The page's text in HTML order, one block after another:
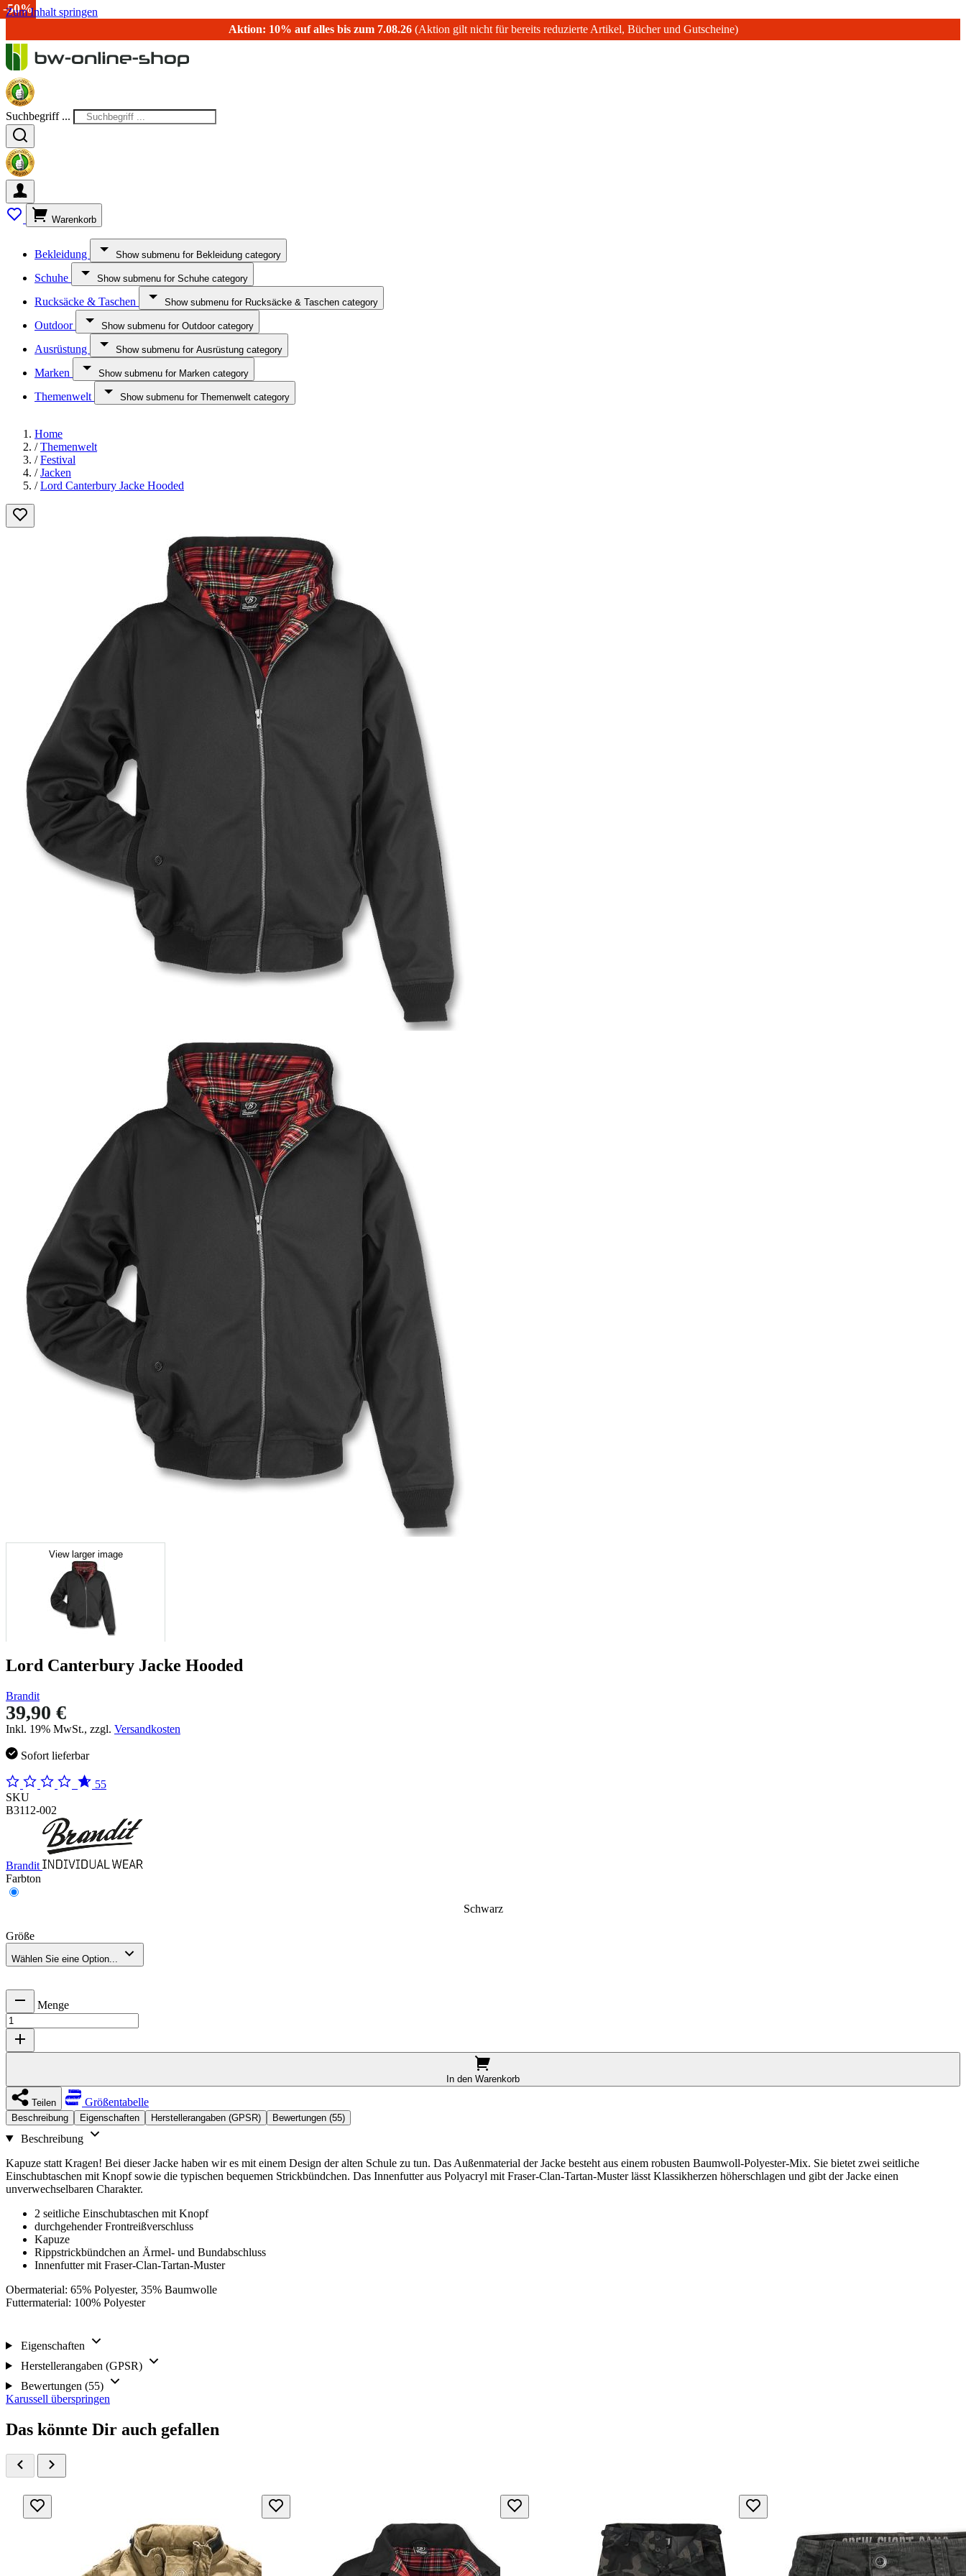
Zum Inhalt springen
Aktion: 10% auf alles bis zum 7.08.26(Aktion gilt nicht für bereits reduzierte Artikel, Bücher und Gutscheine)
Suchbegriff ...
Warenkorb
Bekleidung Show submenu for Bekleidung category
Schuhe Show submenu for Schuhe category
Rucksäcke & Taschen Show submenu for Rucksäcke & Taschen category
Outdoor Show submenu for Outdoor category
Ausrüstung Show submenu for Ausrüstung category
Marken Show submenu for Marken category
Themenwelt Show submenu for Themenwelt category
Home
/ Themenwelt
/ Festival
/ Jacken
/ Lord Canterbury Jacke Hooded
View larger image
Lord Canterbury Jacke Hooded
Brandit
39,90 €
Inkl. 19% MwSt., zzgl. Versandkosten
Sofort lieferbar
55
SKU
B3112-002
Brandit
Farbton
Schwarz
Größe
Wählen Sie eine Option...
Menge
In den Warenkorb
Teilen Größentabelle
Beschreibung Eigenschaften Herstellerangaben (GPSR) Bewertungen (55)
Beschreibung
Kapuze statt Kragen! Bei dieser Jacke haben wir es mit einem Design der alten Schule zu tun. Das Außenmaterial der Jacke besteht aus einem robusten Baumwoll-Polyester-Mix. Sie bietet zwei seitliche
Einschubtaschen mit Knopf sowie die typischen bequemen Strickbündchen. Das Innenfutter aus Polyacryl mit Fraser-Clan-Tartan-Muster lässt Klassikherzen höherschlagen und gibt der Jacke einen
unverwechselbaren Charakter.
2 seitliche Einschubtaschen mit Knopf
durchgehender Frontreißverschluss
Kapuze
Rippstrickbündchen an Ärmel- und Bundabschluss
Innenfutter mit Fraser-Clan-Tartan-Muster
Obermaterial: 65% Polyester, 35% Baumwolle
Futtermaterial: 100% Polyester
Eigenschaften
Herstellerangaben (GPSR)
Bewertungen (55)
Karussell überspringen
Das könnte Dir auch gefallen
-15%
-50%
-50%